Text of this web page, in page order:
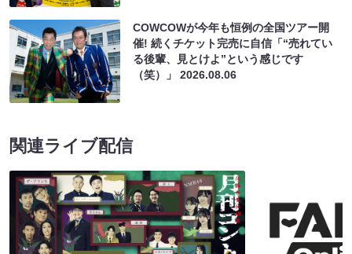
COWCOWが今年も恒例の全国ツアー開
催! 続くチケット完売に自信「“売れてい
る後輩、見とけよ”という感じです
（笑）」2026.08.06
関連ライブ配信